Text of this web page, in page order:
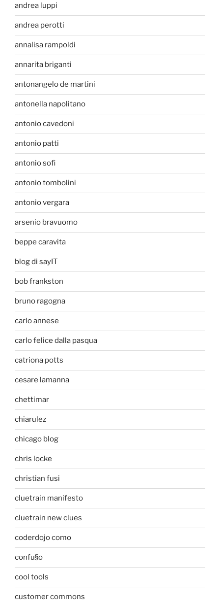
andrea luppi
andrea perotti
annalisa rampoldi
annarita briganti
antonangelo de martini
antonella napolitano
antonio cavedoni
antonio patti
antonio sofi
antonio tombolini
antonio vergara
arsenio bravuomo
beppe caravita
blog di sayIT
bob frankston
bruno ragogna
carlo annese
carlo felice dalla pasqua
catriona potts
cesare lamanna
chettimar
chiarulez
chicago blog
chris locke
christian fusi
cluetrain manifesto
cluetrain new clues
coderdojo como
confu§o
cool tools
customer commons